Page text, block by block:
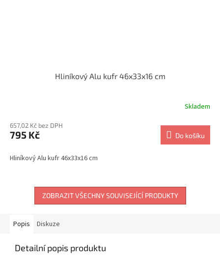
Hliníkový Alu kufr 46x33x16 cm
Skladem
657,02 Kč bez DPH
795 Kč Do košíku
Hliníkový Alu kufr 46x33x16 cm
ZOBRAZIT VŠECHNY SOUVISEJÍCÍ PRODUKTY
Popis Diskuze
Detailní popis produktu